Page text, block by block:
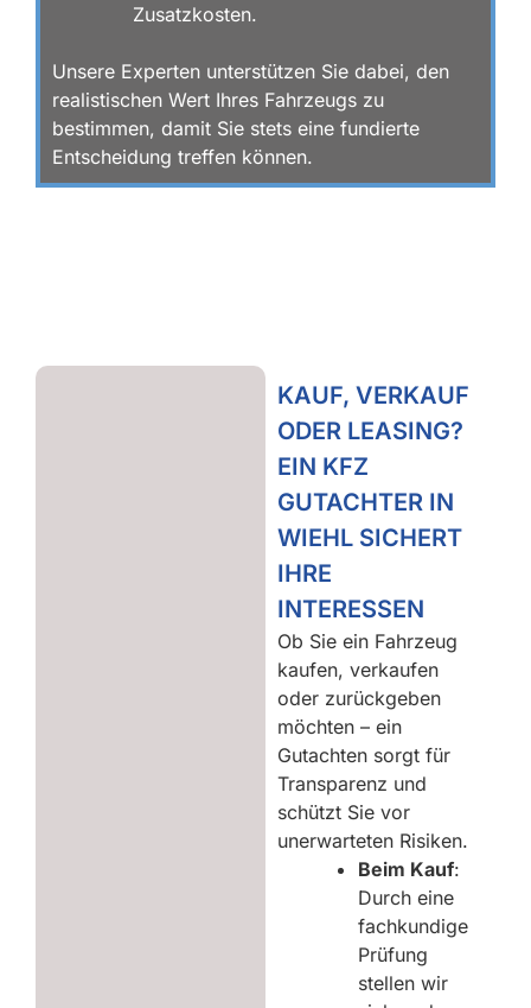
Zusatzkosten.
Unsere Experten unterstützen Sie dabei, den
realistischen Wert Ihres Fahrzeugs zu
bestimmen, damit Sie stets eine fundierte
Entscheidung treffen können.
KAUF, VERKAUF
ODER LEASING?
EIN KFZ
GUTACHTER IN
WIEHL SICHERT
IHRE
INTERESSEN
Ob Sie ein Fahrzeug
kaufen, verkaufen
oder zurückgeben
möchten – ein
Gutachten sorgt für
Transparenz und
schützt Sie vor
unerwarteten Risiken.
Beim Kauf:
Durch eine
fachkundige
Prüfung
stellen wir